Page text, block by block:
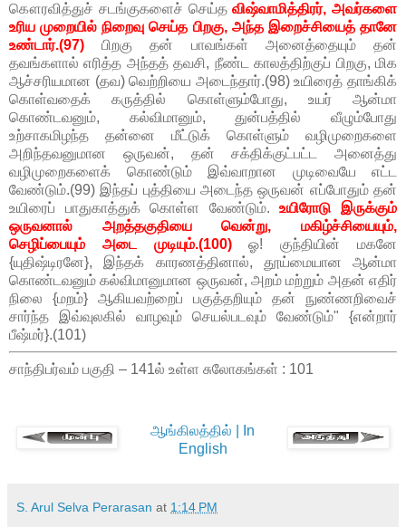
கௌரவித்துச் சடங்குகளைச் செய்தவிஷ்வாமித்திரர், அவர்களை
உரிய முறையில் நிறைவு செய்த பிறகு, அந்த இறைச்சியைத் தானே
உண்டார்.(97) பிறகு தன் பாவங்கள் அனைத்தையும் தன்
தவங்களால் எரித்த அந்தத் தவசி, நீண்ட காலத்திற்குப் பிறகு, மிக
ஆச்சரியமான (தவ) வெற்றியை அடைந்தார்.(98) உயிரைத் தாங்கிக்
கொள்வதைக் கருத்தில் கொள்ளும்போது, உயர் ஆன்மா
கொண்டவனும், கல்விமானும், துன்பத்தில் வீழும்போது
உற்சாகமிழந்த தன்னை மீட்டுக் கொள்ளும் வழிமுறைகளை
அறிந்தவனுமான ஒருவன், தன் சக்திக்குட்பட்ட அனைத்து
வழிமுறைகளைக் கொண்டும் இவ்வாறான முடிவையே எட்ட
வேண்டும்.(99) இந்தப் புத்தியை அடைந்த ஒருவன் எப்போதும் தன்
உயிரைப் பாதுகாத்துக் கொள்ள வேண்டும்.உயிரோடு இருக்கும்
ஒருவனால் அறத்தகுதியை வென்று, மகிழ்ச்சியையும்,
செழிப்பையும் அடை முடியும்.(100)ஓ! குந்தியின் மகனே
{யுதிஷ்டிரனே}, இந்தக் காரணத்தினால், தூய்மையான ஆன்மா
கொண்டவனும் கல்விமானுமான ஒருவன், அறம் மற்றும் அதன் எதிர்
நிலை {மறம்} ஆகியவற்றைப் பகுத்தறியும் தன் நுண்ணறிவைச்
சார்ந்த இவ்வுலகில் வாழவும் செயல்படவும் வேண்டும்" {என்றார்
பீஷ்மர்}.(101)
சாந்திபர்வம் பகுதி – 141ல் உள்ள சுலோகங்கள் : 101
ஆங்கிலத்தில் | In
English
S. Arul Selva Perarasan at 1:14 PM